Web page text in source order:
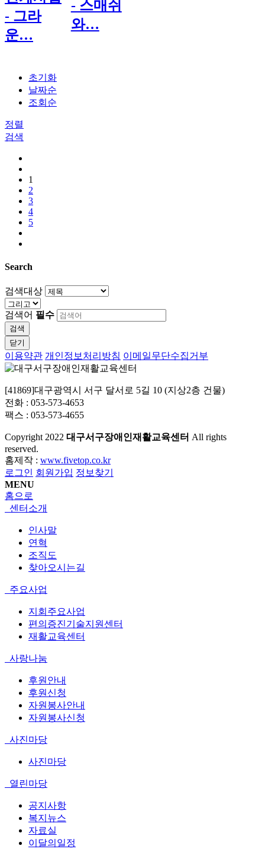
- 그라
운…
- 스매쉬
와…
초기화
날짜순
조회순
정렬
검색
1
2
3
4
5
Search
검색대상
검색어 필수
검색
닫기
이용약관 개인정보처리방침 이메일무단수집거부
[41869]대구광역시 서구 달서로 5길 10 (지상2층 건물)
전화 : 053-573-4653
팩스 : 053-573-4655
Copyright 2022 대구서구장애인재활교육센터 All rights
reserved.
홈제작 : www.fivetop.co.kr
로그인 회원가입 정보찾기
MENU
홈으로
센터소개
인사말
연혁
조직도
찾아오시는길
주요사업
지회주요사업
편의증진기술지원센터
재활교육센터
사랑나눔
후원안내
후원신청
자원봉사안내
자원봉사신청
사진마당
사진마당
열린마당
공지사항
복지뉴스
자료실
이달의일정